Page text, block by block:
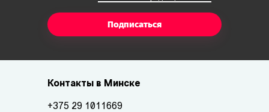
Подписаться
Контакты в Минске
+375 29 1011669